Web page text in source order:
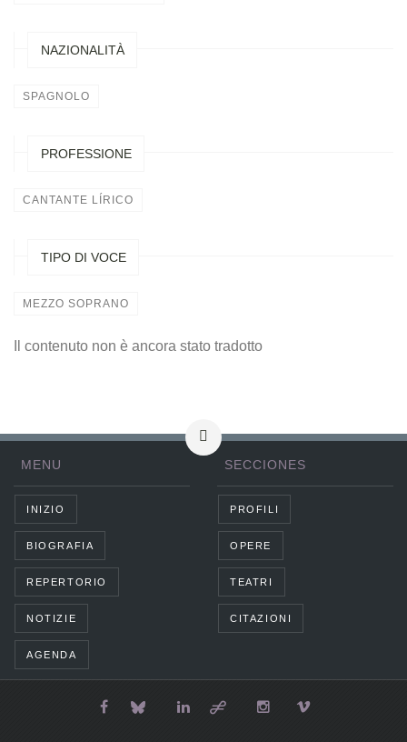
NAZIONALITÀ
SPAGNOLO
PROFESSIONE
CANTANTE LÍRICO
TIPO DI VOCE
MEZZO SOPRANO
Il contenuto non è ancora stato tradotto
MENU
INIZIO
BIOGRAFIA
REPERTORIO
NOTIZIE
AGENDA
SECCIONES
PROFILI
OPERE
TEATRI
CITAZIONI